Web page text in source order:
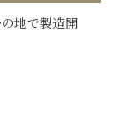
地で製造開